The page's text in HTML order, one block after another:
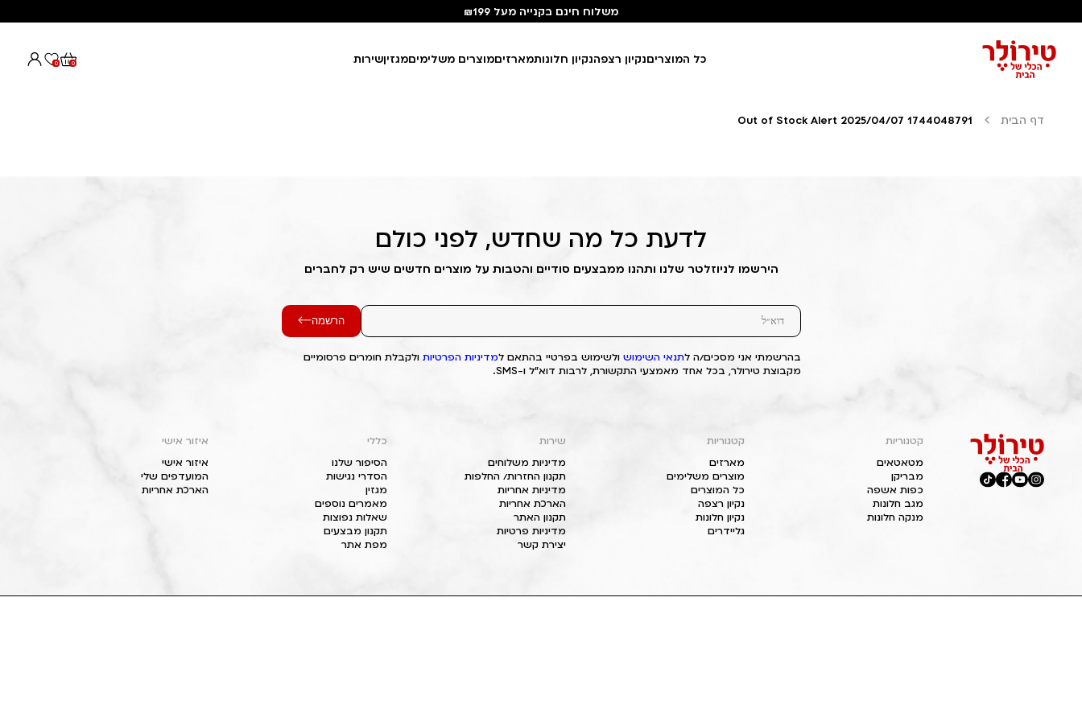
משלוח חינם בקנייה מעל ₪199
כל המוצריםנקיון רצפהנקיון חלונותמארזיםמוצרים משלימיםמגזיןשירות 0
0
דף הבית Out of Stock Alert 2025/04/07 1744048791
לדעת כל מה שחדש, לפני כולם
הירשמו לניוזלטר שלנו ותהנו ממבצעים סודיים והטבות על מוצרים חדשים שיש רק לחברים
הרשמה
בהרשמתי אני מסכים/ה לתנאי השימוש ולשימוש בפרטיי בהתאם למדיניות הפרטיות ולקבלת חומרים פרסומיים
מקבוצת טירולר, בכל אחד מאמצעי התקשורת, לרבות דוא"ל ו-SMS.
קטגוריות
מטאטאים
מבריקן
כפות אשפה
מגב חלונות
מנקה חלונות
קטגוריות
מארזים
מוצרים משלימים
כל המוצרים
נקיון רצפה
נקיון חלונות
גליידרים
שירות
מדיניות משלוחים
תקנון החזרות/ החלפות
מדיניות אחריות
הארכת אחריות
תקנון האתר
מדיניות פרטיות
יצירת קשר
כללי
הסיפור שלנו
הסדרי נגישות
מגזין
מאמרים נוספים
שאלות נפוצות
תקנון מבצעים
מפת אתר
איזור אישי
איזור אישי
המועדפים שלי
הארכת אחריות